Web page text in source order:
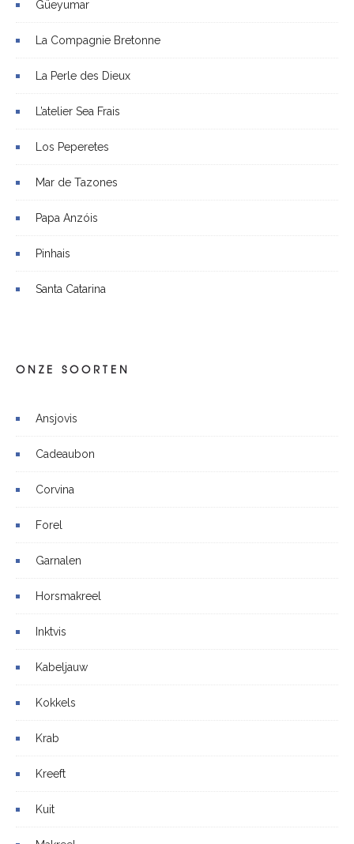
Güeyumar
La Compagnie Bretonne
La Perle des Dieux
L’atelier Sea Frais
Los Peperetes
Mar de Tazones
Papa Anzóis
Pinhais
Santa Catarina
ONZE SOORTEN
Ansjovis
Cadeaubon
Corvina
Forel
Garnalen
Horsmakreel
Inktvis
Kabeljauw
Kokkels
Krab
Kreeft
Kuit